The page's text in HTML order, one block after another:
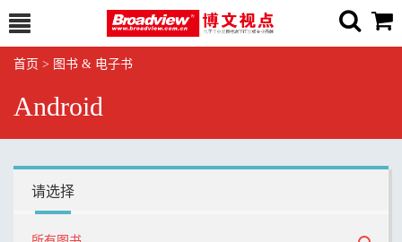
首页 > 图书 & 电子书
Android
请选择